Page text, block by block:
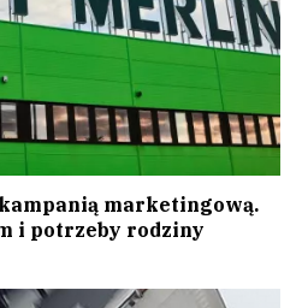
marketingową.
i potrzeby rodziny